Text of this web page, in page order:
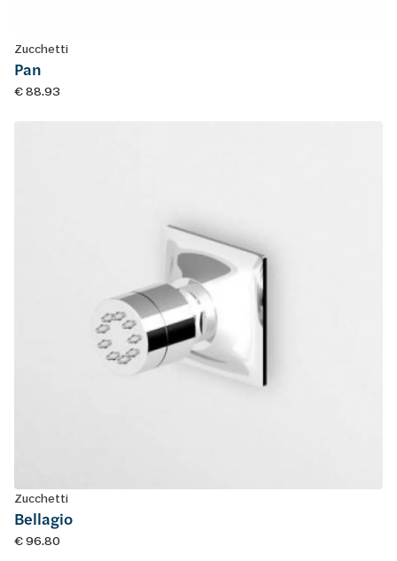
Zucchetti
Pan
€ 88.93
Zucchetti
Bellagio
€ 96.80